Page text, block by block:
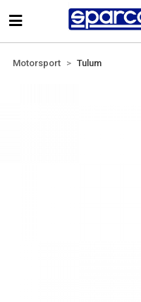
Motorsport Tulum